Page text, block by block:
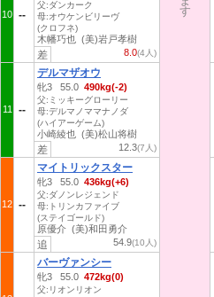
す
10
父:ダンカーク
母:オウケンビリーヴ
(クロフネ)
木幡巧也 (美)岩戸孝樹
8.0(4人)
差
11
デルマザオウ
牝3 55.0 490kg(-2)
父:ミッキーグローリー
母:デルマノママナノダ
(ハイアーゲーム)
小崎綾也 (美)松山将樹
12.3(7人)
差
12
マイトリックスター
牝3 55.0 436kg(+6)
父:ダノンレジェンド
母:トリンカファイブ
(ステイゴールド)
原優介 (美)和田勇介
54.9(10人)
追
バーヴァンシー
牝3 55.0 472kg(0)
父:リオンリオン
す